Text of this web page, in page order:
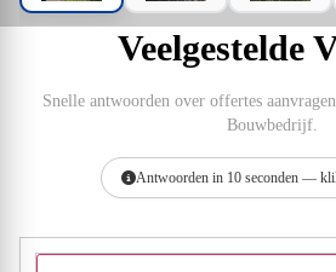
Veelgestelde
Snelle antwoorden over offertes
Bouwbedrijf.
Antwoorden in 10 seconden —